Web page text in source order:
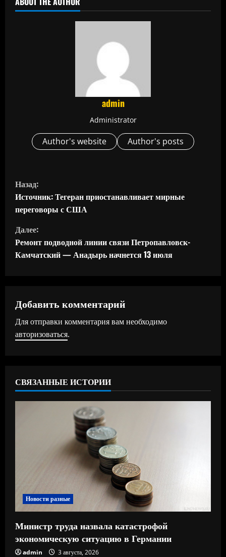
admin
Administrator
Author's website Author's posts
П
р
о
д
о
ж
и
ч
Назад:
Источник: Тегеран приостанавливает мирные
переговоры с США
Далее:
Ремонт подводной линии связи Петропавловск-
Камчатский — Анадырь начнется 13 июля
Добавить комментарий
Для отправки комментария вам необходимо
авторизоваться.
СВЯЗАННЫЕ ИСТОРИИ
Новости разные
Министр труда назвала катастрофой
экономическую ситуацию в Германии
admin 3 августа, 2026